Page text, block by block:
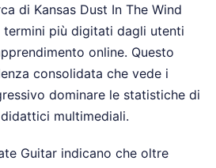
di Kansas Dust In The Wind
termini più digitati dagli utenti
online. Questo
consolidata che vede i
dominare le statistiche di
multimediali.
Guitar indicano che oltre